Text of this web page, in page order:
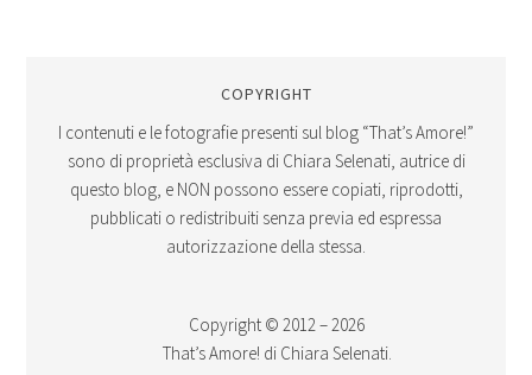
COPYRIGHT
I contenuti e le fotografie presenti sul blog “That’s Amore!”
sono di proprietà esclusiva di Chiara Selenati, autrice di
questo blog, e NON possono essere copiati, riprodotti,
pubblicati o redistribuiti senza previa ed espressa
autorizzazione della stessa.
Copyright © 2012 – 2026
That’s Amore! di Chiara Selenati.